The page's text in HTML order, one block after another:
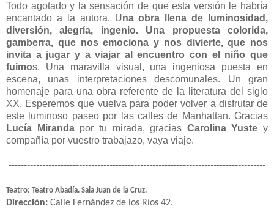
Todo agotado y la sensación de que esta versión le habría
encantado a la autora. Una obra llena de luminosidad,
diversión, alegría, ingenio. Una propuesta colorida,
gamberra, que nos emociona y nos divierte, que nos
invita a jugar y a viajar al encuentro con el niño que
fuimos. Una maravilla visual, una ingeniosa puesta en
escena, unas interpretaciones descomunales. Un gran
homenaje para una obra referente de la literatura del siglo
XX. Esperemos que vuelva para poder volver a disfrutar de
este luminoso paseo por las calles de Manhattan. Gracias
Lucía Mirandapor tu mirada, gracias Carolina Yuste y
compañía por vuestro trabajazo, vaya viaje.
------------------------------------------------------------------------------------
Teatro: Teatro Abadía. Sala Juan de la Cruz.
Dirección: Calle Fernández de los Ríos 42.